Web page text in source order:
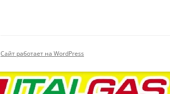
Сайт работает на WordPress